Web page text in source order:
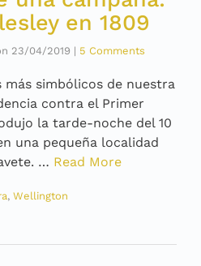
en 1809
23/04/2019 | 5 Comments
más simbólicos de nuestra
contra el Primer
la tarde-noche del 10
una pequeña localidad
… Read More
, Wellington